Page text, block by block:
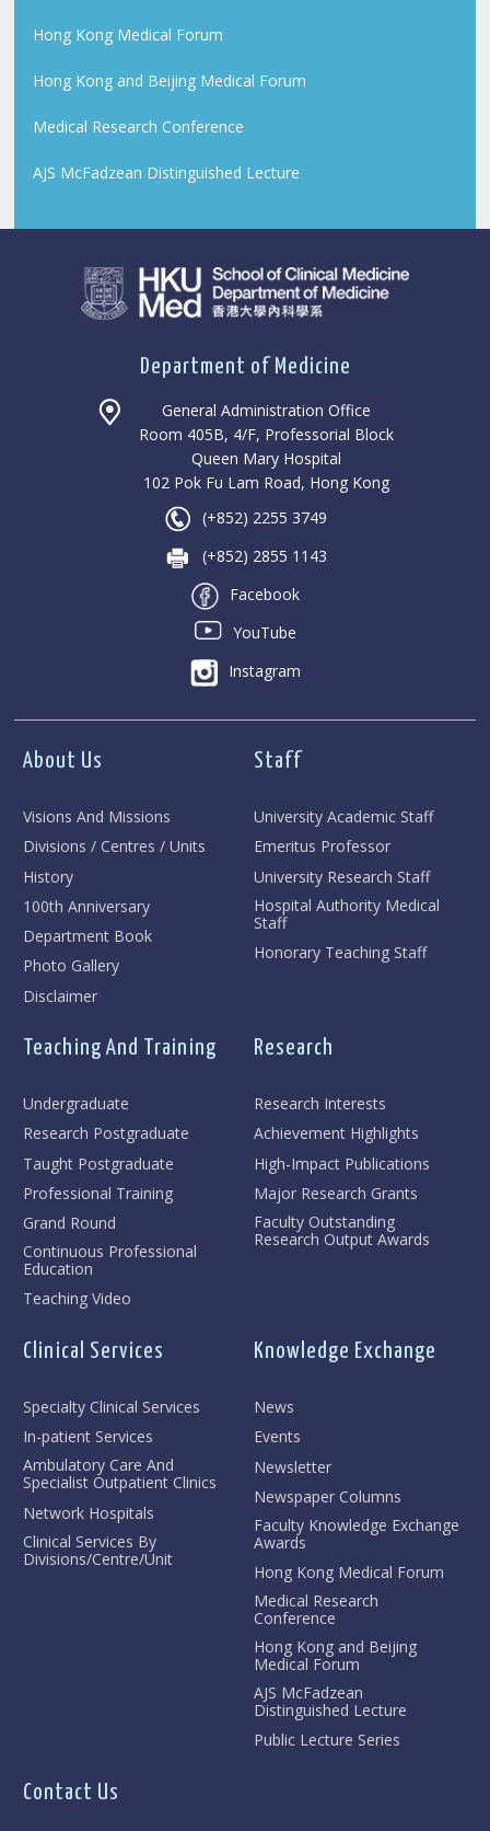
Hong Kong Medical Forum
Hong Kong and Beijing Medical Forum
Medical Research Conference
AJS McFadzean Distinguished Lecture
Department of Medicine
General Administration Office
Room 405B, 4/F, Professorial Block
Queen Mary Hospital
102 Pok Fu Lam Road, Hong Kong
(+852) 2255 3749
(+852) 2855 1143
Facebook
YouTube
Instagram
About Us
Visions And Missions
Divisions / Centres / Units
History
100th Anniversary
Department Book
Photo Gallery
Disclaimer
Staff
University Academic Staff
Emeritus Professor
University Research Staff
Hospital Authority Medical
Staff
Honorary Teaching Staff
Teaching And Training
Undergraduate
Research Postgraduate
Taught Postgraduate
Professional Training
Grand Round
Continuous Professional
Education
Teaching Video
Research
Research Interests
Achievement Highlights
High-Impact Publications
Major Research Grants
Faculty Outstanding
Research Output Awards
Clinical Services
Specialty Clinical Services
In-patient Services
Ambulatory Care And
Specialist Outpatient Clinics
Network Hospitals
Clinical Services By
Divisions/Centre/Unit
Knowledge Exchange
News
Events
Newsletter
Newspaper Columns
Faculty Knowledge Exchange
Awards
Hong Kong Medical Forum
Medical Research
Conference
Hong Kong and Beijing
Medical Forum
AJS McFadzean
Distinguished Lecture
Public Lecture Series
Contact Us